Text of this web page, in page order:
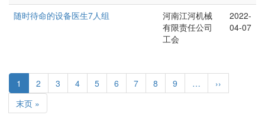
随时待命的设备医生7人组
河南江河机械
有限责任公司
工会
2022-
04-07
分
页当
前
页
1 Page
2 Page
3 Page
4 Page
5 Page
6 Page
7 Page
8 Page
9 …
下
一
››
末
页
末页 »